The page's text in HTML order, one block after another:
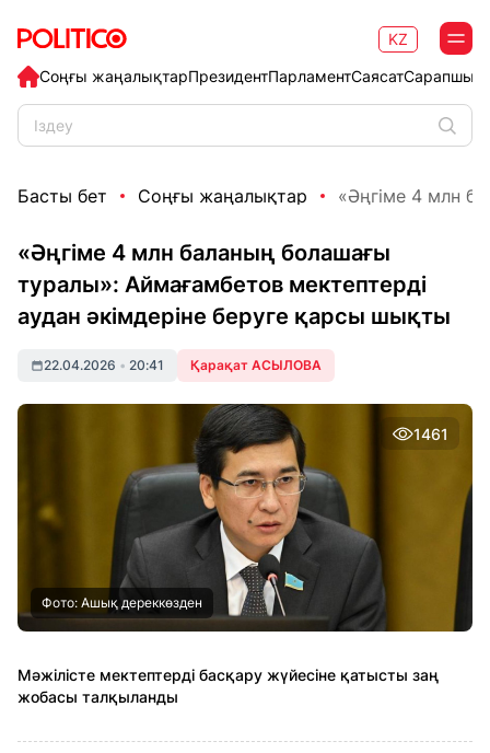
Соңғы жаңалықтарПрезидентПарламентСаясат
KZ
Басты бет Соңғы жаңалықтар «Әңгіме 4 млн
«Әңгіме 4 млн баланың болашағы
туралы»: Аймағамбетов мектептерді
аудан әкімдеріне беруге қарсы шықты
22.04.2026 • 20:41 Қарақат АСЫЛОВА
1461
Фото: Ашық дереккөзден
Мәжілісте мектептерді басқару жүйесіне қатысты заң
жобасы талқыланды